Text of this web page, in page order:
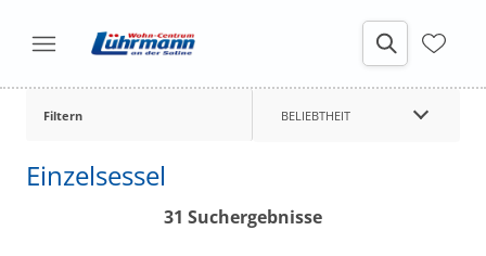
Filtern BELIEBTHEIT
Einzelsessel
31 Suchergebnisse